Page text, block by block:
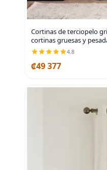
Cortinas de terciopelo
cortinas gruesas y
4.8
₡49 377